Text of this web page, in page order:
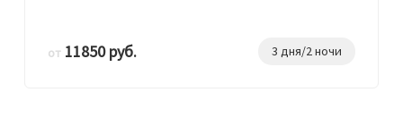
от 11850 руб. 3 дня/2 ночи